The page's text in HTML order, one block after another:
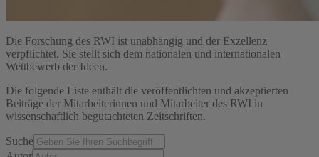
Die Forschung des RWI ist unabhängig und der Exzellenz
verpflichtet. Sie stellt sich dem nationalen und internationalen
Wettbewerb der Ideen.
Die folgende Liste enthält die veröffentlichten und akzeptierten
Beiträge der Mitarbeiterinnen und Mitarbeiter des RWI in
wissenschaftlich begutachteten Zeitschriften.
Suche